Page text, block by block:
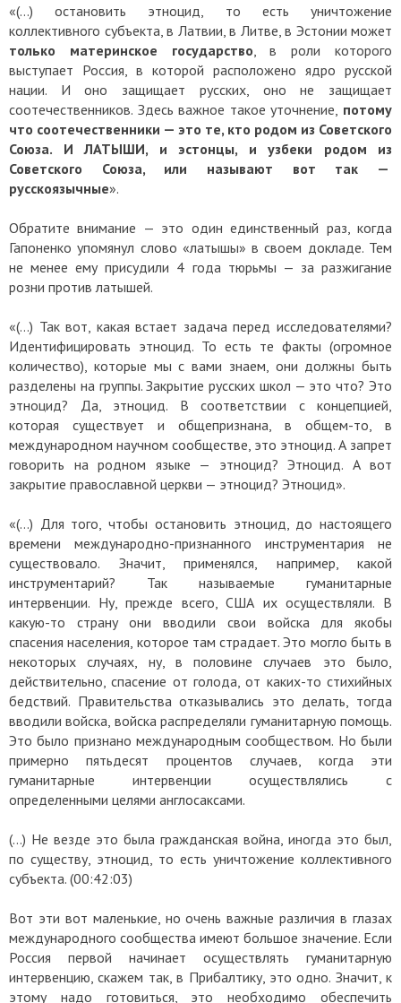
«(…) остановить этноцид, то есть уничтожение
коллективного субъекта, в Латвии, в Литве, в Эстонии может
только материнское государство , в роли которого
выступает Россия, в которой расположено ядро русской
нации. И оно защищает русских, оно не защищает
соотечественников. Здесь важное такое уточнение, потому
что соотечественники — это те, кто родом из Советского
Союза. И ЛАТЫШИ, и эстонцы, и узбеки родом из
Советского Союза, или называют вот так —
русскоязычные».
Обратите внимание — это один единственный раз, когда
Гапоненко упомянул слово «латышы» в своем докладе. Тем
не менее ему присудили 4 года тюрьмы — за разжигание
розни против латышей.
«(…) Так вот, какая встает задача перед исследователями?
Идентифицировать этноцид. То есть те факты (огромное
количество), которые мы с вами знаем, они должны быть
разделены на группы. Закрытие русских школ — это что? Это
этноцид? Да, этноцид. В соответствии с концепцией,
которая существует и общепризнана, в общем-то, в
международном научном сообществе, это этноцид. А запрет
говорить на родном языке — этноцид? Этноцид. А вот
закрытие православной церкви — этноцид? Этноцид».
«(…) Для того, чтобы остановить этноцид, до настоящего
времени международно-признанного инструментария не
существовало. Значит, применялся, например, какой
инструментарий? Так называемые гуманитарные
интервенции. Ну, прежде всего, США их осуществляли. В
какую-то страну они вводили свои войска для якобы
спасения населения, которое там страдает. Это могло быть в
некоторых случаях, ну, в половине случаев это было,
действительно, спасение от голода, от каких-то стихийных
бедствий. Правительства отказывались это делать, тогда
вводили войска, войска распределяли гуманитарную помощь.
Это было признано международным сообществом. Но были
примерно пятьдесят процентов случаев, когда эти
гуманитарные интервенции осуществлялись с
определенными целями англосаксами.
(…) Не везде это была гражданская война, иногда это был,
по существу, этноцид, то есть уничтожение коллективного
субъекта. (00:42:03)
Вот эти вот маленькие, но очень важные различия в глазах
международного сообщества имеют большое значение. Если
Россия первой начинает осуществлять гуманитарную
интервенцию, скажем так, в Прибалтику, это одно. Значит, к
этому надо готовиться, это необходимо обеспечить